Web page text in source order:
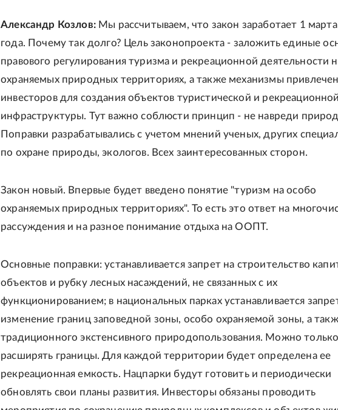
Александр Козлов:Мы рассчитываем, что закон заработает 1
года. Почему так долго? Цель законопроекта - заложить единые
правового регулирования туризма и рекреационной деятельности
охраняемых природных территориях, а также механизмы
инвесторов для создания объектов туристической и рекреационной
инфраструктуры. Тут важно соблюсти принцип - не навреди
Поправки разрабатывались с учетом мнений ученых, других
по охране природы, экологов. Всех заинтересованных сторон.
Закон новый. Впервые будет введено понятие "туризм на особо
охраняемых природных территориях". То есть это ответ на
рассуждения и на разное понимание отдыха на ООПТ.
Основные поправки: устанавливается запрет на строительство
объектов и рубку лесных насаждений, не связанных с их
функционированием; в национальных парках устанавливается
изменение границ заповедной зоны, особо охраняемой зоны, а
традиционного экстенсивного природопользования. Можно только
расширять границы. Для каждой территории будет определена ее
рекреационная емкость. Нацпарки будут готовить и периодически
обновлять свои планы развития. Инвесторы обязаны проводить